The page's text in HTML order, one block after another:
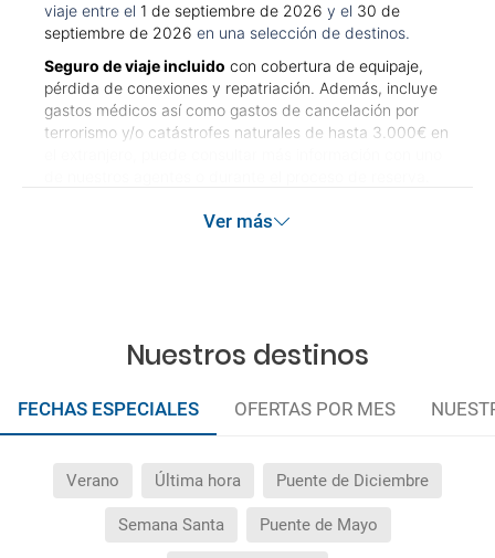
viaje entre el 1 de septiembre de 2026 y el 30 de
septiembre de 2026 en una selección de destinos.
Seguro de viaje incluido con cobertura de equipaje,
pérdida de conexiones y repatriación. Además, incluye
gastos médicos así como gastos de cancelación por
terrorismo y/o catástrofes naturales de hasta 3.000€ en
no olvide que si quiere reforzar esta asistencia tiene que
Quedan excluidos los productos de terceros de esta
Las condiciones de esta campaña sólo serán aplicables
durante la vigencia de la misma. Las posibles
quedan excluidas de las condiciones de promoción
Ver más
Nuestros destinos
FECHAS ESPECIALES OFERTAS POR MES
Verano Última hora Puente de Diciembre
Semana Santa Puente de Mayo